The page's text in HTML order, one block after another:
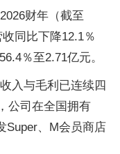
财年（截至
同比下降12.1％
％至2.71亿元。
入与毛利已连续四
公司在全国拥有
Super、M会员商店